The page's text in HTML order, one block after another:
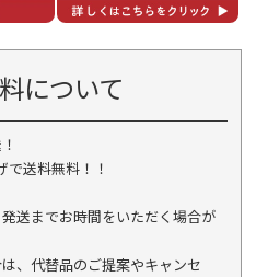
について
送料無料！！
送までお時間をいただく場合が
、代替品のご提案やキャンセ